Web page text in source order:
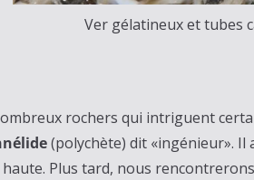
Ver gélatineux et tubes
rochers qui intriguent
(polychète) dit «ingénieur». Il
Plus tard, nous